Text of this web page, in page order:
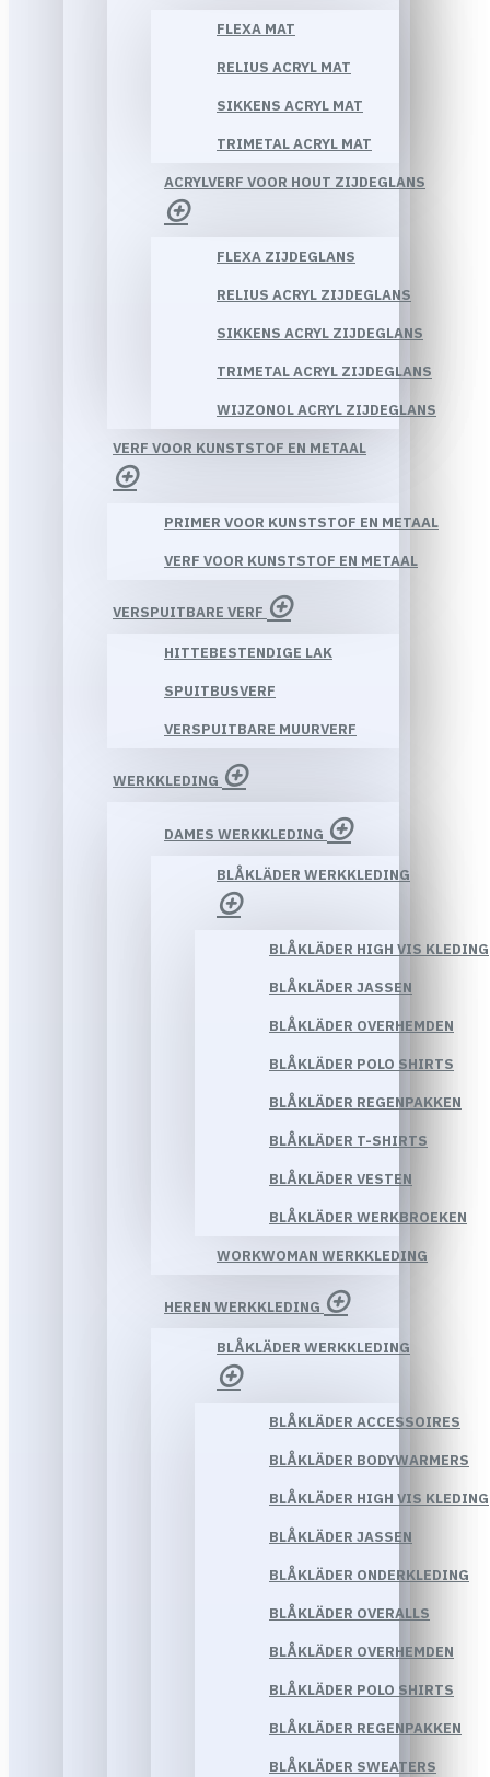
FLEXA MAT
RELIUS ACRYL MAT
SIKKENS ACRYL MAT
TRIMETAL ACRYL MAT
ACRYLVERF VOOR HOUT ZIJDEGLANS
FLEXA ZIJDEGLANS
RELIUS ACRYL ZIJDEGLANS
SIKKENS ACRYL ZIJDEGLANS
TRIMETAL ACRYL ZIJDEGLANS
WIJZONOL ACRYL ZIJDEGLANS
VERF VOOR KUNSTSTOF EN METAAL
PRIMER VOOR KUNSTSTOF EN METAAL
VERF VOOR KUNSTSTOF EN METAAL
VERSPUITBARE VERF
HITTEBESTENDIGE LAK
SPUITBUSVERF
VERSPUITBARE MUURVERF
WERKKLEDING
DAMES WERKKLEDING
BLÅKLÄDER WERKKLEDING
BLÅKLÄDER HIGH VIS KLEDING
BLÅKLÄDER JASSEN
BLÅKLÄDER OVERHEMDEN
BLÅKLÄDER POLO SHIRTS
BLÅKLÄDER REGENPAKKEN
BLÅKLÄDER T-SHIRTS
BLÅKLÄDER VESTEN
BLÅKLÄDER WERKBROEKEN
WORKWOMAN WERKKLEDING
HEREN WERKKLEDING
BLÅKLÄDER WERKKLEDING
BLÅKLÄDER ACCESSOIRES
BLÅKLÄDER BODYWARMERS
BLÅKLÄDER HIGH VIS KLEDING
BLÅKLÄDER JASSEN
BLÅKLÄDER ONDERKLEDING
BLÅKLÄDER OVERALLS
BLÅKLÄDER OVERHEMDEN
BLÅKLÄDER POLO SHIRTS
BLÅKLÄDER REGENPAKKEN
BLÅKLÄDER SWEATERS